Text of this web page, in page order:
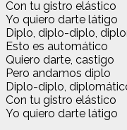
Con tu gistro elástico
Yo quiero darte látigo
Diplo, diplo-diplo,
Esto es automático
Quiero darte, castigo
Pero andamos diplo
Diplo-diplo,
Con tu gistro elástico
Yo quiero darte látigo